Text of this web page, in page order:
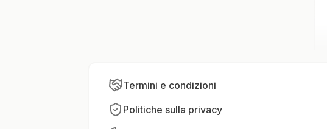
Termini e condizioni
Politiche sulla privacy